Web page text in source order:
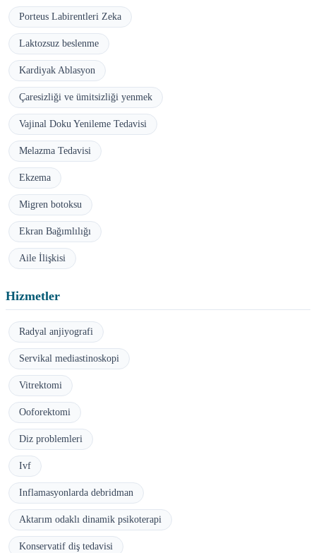
Porteus Labirentleri Zeka
Laktozsuz beslenme
Kardiyak Ablasyon
Çaresizliği ve ümitsizliği yenmek
Vajinal Doku Yenileme Tedavisi
Melazma Tedavisi
Ekzema
Migren botoksu
Ekran Bağımlılığı
Aile İlişkisi
Hizmetler
Radyal anjiyografi
Servikal mediastinoskopi
Vitrektomi
Ooforektomi
Diz problemleri
Ivf
Inflamasyonlarda debridman
Aktarım odaklı dinamik psikoterapi
Konservatif diş tedavisi